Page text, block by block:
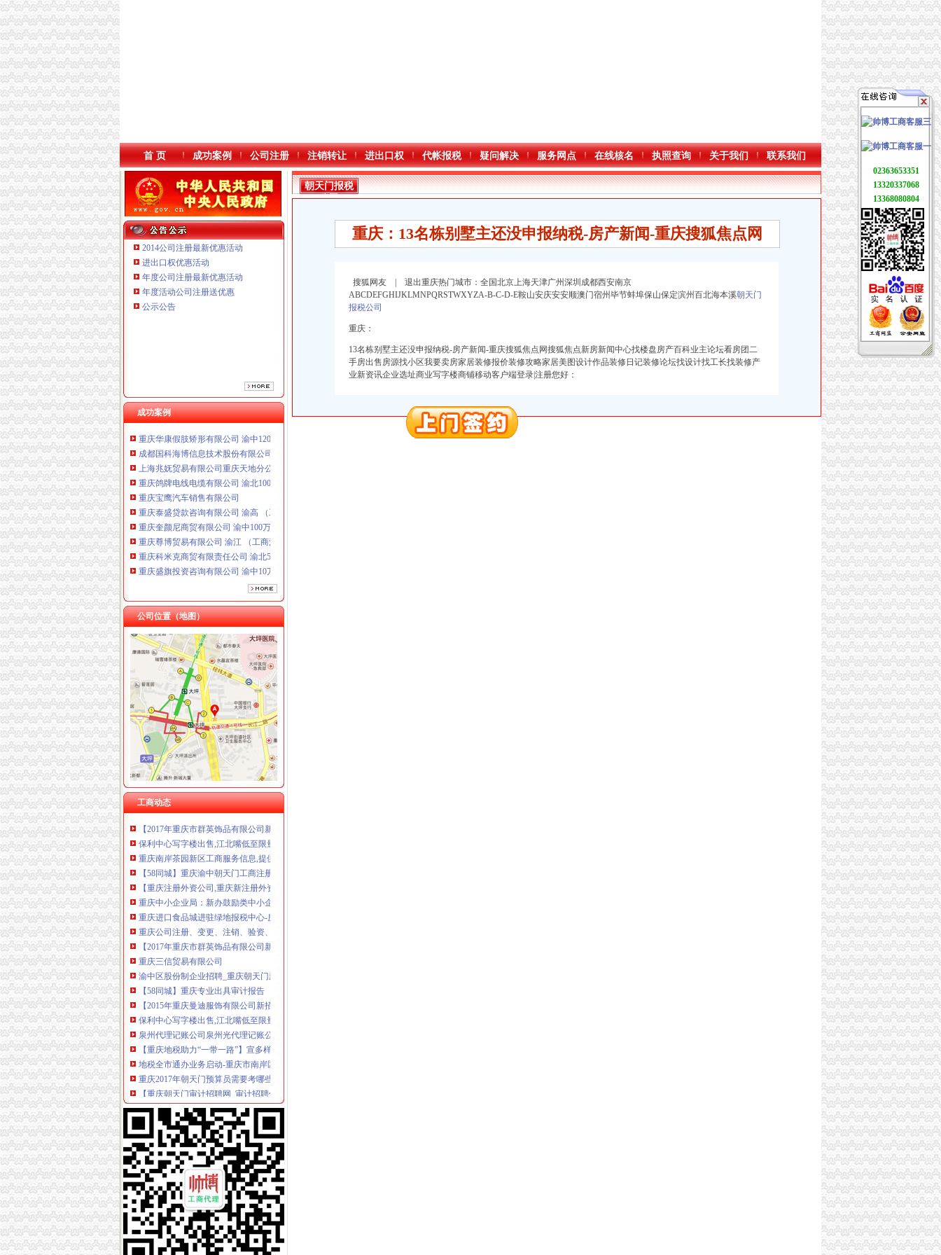
首 页 成功案例 公司注册 注销转让 进出口权 代帐报税 疑问解决 服务网点 在线核名 执照查询 关于我们 联系我们
2014公司注册最新优惠活动
进出口权优惠活动
年度公司注册最新优惠活动
年度活动公司注册送优惠
公示公告
成功案例
重庆鸽牌电线电缆有限公司 渝北10010万 (进出口权)
重庆科米克商贸有限责任公司 渝北50万 （工商注册）
重庆盛旗投资咨询有限公司 渝中10万 （工商注册）
重庆安赐商贸有限公司 渝江10万 （工商注册）
重庆华康假肢矫形有限公司 渝中120万 （增资）
成都国科海博信息技术股份有限公司重庆分公司 渝江 （工商注册）
上海兆妩贸易有限公司重庆天地分公司 渝中 （工商注册）
重庆鸽牌电线电缆有限公司 渝北10010万 (进出口权)
重庆宝鹰汽车销售有限公司
重庆泰盛贷款咨询有限公司 渝高 （工商注册）
重庆奎颜尼商贸有限公司 渝中100万 （工商注册）
重庆尊博贸易有限公司 渝江 （工商注册）
重庆科米克商贸有限责任公司 渝北50万 （工商注册）
重庆盛旗投资咨询有限公司 渝中10万 （工商注册）
重庆安赐商贸有限公司 渝江10万 （工商注册）
重庆华康假肢矫形有限公司 渝中120万 （增资）
成都国科海博信息技术股份有限公司重庆分公司 渝江 （工商注册）
上海兆妩贸易有限公司重庆天地分公司 渝中 （工商注册）
公司位置（地图）
工商动态
朝天门报税公司
重庆进口食品城进驻绿地报税中心-房产新闻-重庆搜狐焦点网
重庆：13名栋别墅主还没申报纳税-房产新闻-重庆搜狐焦点网
男子一人开131家公司光领发票不纳税虚开发票1亿多元-新华网重庆
泉港惠安会计证培训泉港惠安外帐会计培训西湖光会计代理-家教/
【58同城】重庆渝中朝天门工商注册_公司注册代理_代办注册公司价格
重庆中小企业局：新办鼓励类中小企业可享2年财政补贴-新华网重庆
【58同城】重庆专业出具审计报告
【2017年重庆市群英饰品有限公司新招聘信息_电话_地址】-赶集网
保利中心写字楼出售,江北嘴低至限量6套小88平起三桥之核区
重庆南岸茶园新区工商服务信息,提供新重庆南岸茶园新区财税服务
【58同城】重庆渝中朝天门工商注册_公司注册代理_代办注册公司价格
【重庆注册外资公司,重庆新注册外资公司信息】-今题重庆注册外
重庆中小企业局：新办鼓励类中小企业可享2年财政补贴-新华网重庆
重庆进口食品城进驻绿地报税中心-房产新闻-重庆搜狐焦点网
重庆公司注册、变更、注销、验资、财务记账一条龙服务-重庆58同城
【2017年重庆市群英饰品有限公司新招聘信息_电话_地址】-赶集网
重庆三信贸易有限公司
渝中区股份制企业招聘_重庆朝天门股份制企业招聘信息_求职找工作-
【58同城】重庆专业出具审计报告
【2015年重庆曼迪服饰有限公司新招聘信息_电话_地址】-赶集网
保利中心写字楼出售,江北嘴低至限量6套小88平起三桥之核区
泉州代理记账公司泉州光代理记账公司-泉州58同城
【重庆地税助力“一带一路”】宣多样化服务“零距离”重庆地税助
地税全市通办业务启动-重庆市南岸区人民
重庆2017年朝天门预算员需要考哪些证_志趣网
【重庆朝天门审计招聘网_审计招聘信息】-重庆智联招聘
重庆地税局发布9条政策支持洪救灾（图）_重庆频道_凤凰网
男子一人开131家公司光领发票不纳税虚开发票1亿多元-新华网重庆
重庆南岸茶园新区工商服务信息,提供新重庆南岸茶园新区财税服务
重庆地税局:因洪灾失去住房而买新房可免契税_新闻_腾讯网
项目公司立报税仅五家房企上榜不意外-房产新闻-重庆搜狐焦点网
新11月重庆市会计服务产品生产销售企业黄页数据库.xls-企业管理资
重庆两江夜景游船【朝天门号】超豪华五星游船_欣欣旅游网
重庆：13名栋别墅主还没申报纳税-房产新闻-重庆搜狐焦点网
重庆地税局:洪灾中失去住房者买新房免征契税(图)-搜狐滚动
重庆地税局:洪灾中失去住房者买新房免征契税(图)-搜狐滚动
泉港惠安会计证培训泉港惠安外帐会计培训西湖光会计代理-家教/
朝天门报税
公司
重庆：13名栋别墅主还没申报纳税-房产新闻-重庆搜狐焦点网
搜狐网友 | 退出重庆热门城市：全国北京上海天津广州深圳成都西安南京
ABCDEFGHIJKLMNPQRSTWXYZA-B-C-D-E鞍山安庆安安顺澳门宿州毕节蚌埠保山保定滨州百北海本溪朝天门
报税公司
重庆：
13名栋别墅主还没申报纳税-房产新闻-重庆搜狐焦点网搜狐焦点新房新闻中心找楼盘房产百科业主论坛看房团二
手房出售房源找小区我要卖房家居装修报价装修攻略家居美图设计作品装修日记装修论坛找设计找工长找装修产
业新资讯企业选址商业写字楼商铺移动客户端登录|注册您好：
02363653351
13320337068
13368080804